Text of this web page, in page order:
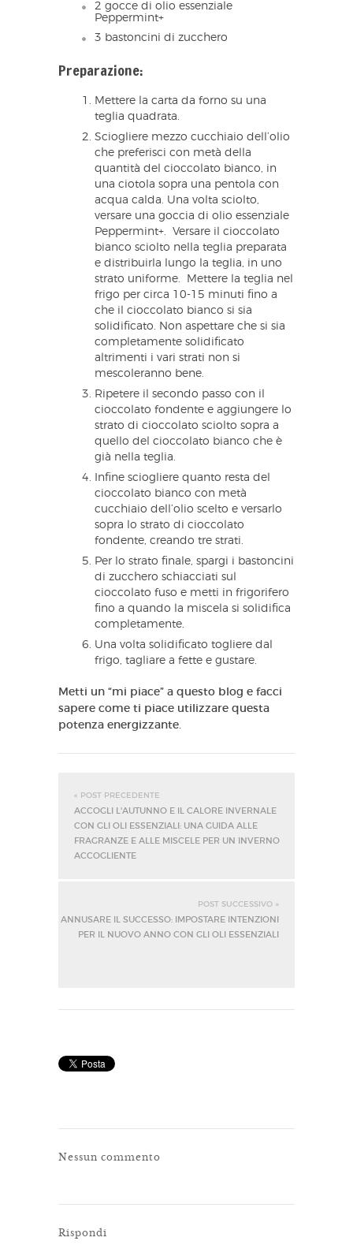
2 gocce di olio essenziale
Peppermint+
3 bastoncini di zucchero
Preparazione:
Mettere la carta da forno su una
teglia quadrata.
Sciogliere mezzo cucchiaio dell’olio
che preferisci con metà della
quantità del cioccolato bianco, in
una ciotola sopra una pentola con
acqua calda. Una volta sciolto,
versare una goccia di olio essenziale
Peppermint+. Versare il cioccolato
bianco sciolto nella teglia preparata
e distribuirla lungo la teglia, in uno
strato uniforme. Mettere la teglia nel
frigo per circa 10-15 minuti fino a
che il cioccolato bianco si sia
solidificato. Non aspettare che si sia
completamente solidificato
altrimenti i vari strati non si
mescoleranno bene.
Ripetere il secondo passo con il
cioccolato fondente e aggiungere lo
strato di cioccolato sciolto sopra a
quello del cioccolato bianco che è
già nella teglia.
Infine sciogliere quanto resta del
cioccolato bianco con metà
cucchiaio dell’olio scelto e versarlo
sopra lo strato di cioccolato
fondente, creando tre strati.
Per lo strato finale, spargi i bastoncini
di zucchero schiacciati sul
cioccolato fuso e metti in frigorifero
fino a quando la miscela si solidifica
completamente.
Una volta solidificato togliere dal
frigo, tagliare a fette e gustare.
Metti un “mi piace” a questo blog e facci
sapere come ti piace utilizzare questa
potenza energizzante.
« POST PRECEDENTE
ACCOGLI L'AUTUNNO E IL CALORE INVERNALE
CON GLI OLI ESSENZIALI: UNA GUIDA ALLE
FRAGRANZE E ALLE MISCELE PER UN INVERNO
ACCOGLIENTE
POST SUCCESSIVO »
ANNUSARE IL SUCCESSO: IMPOSTARE INTENZIONI
PER IL NUOVO ANNO CON GLI OLI ESSENZIALI
Nessun commento
Rispondi